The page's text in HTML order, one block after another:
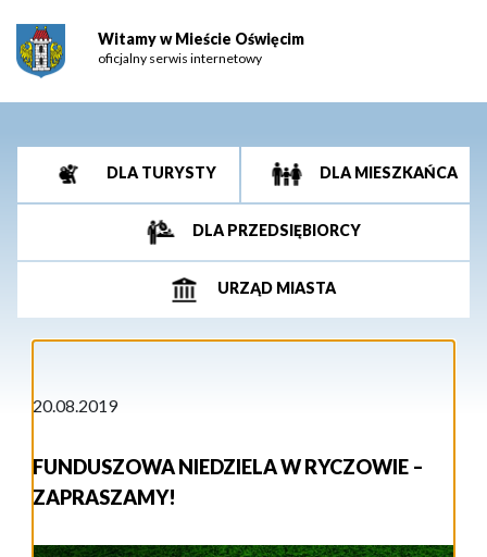
Witamy w Mieście Oświęcim
oficjalny serwis internetowy
DLA TURYSTY DLA MIESZKAŃCA
DLA PRZEDSIĘBIORCY
URZĄD MIASTA
20.08.2019
FUNDUSZOWA NIEDZIELA W RYCZOWIE –
ZAPRASZAMY!